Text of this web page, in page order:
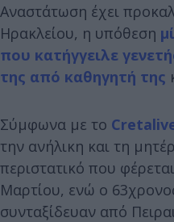
Αναστάτωση έχει
Ηρακλείου, η υπόθεση
που κατήγγειλε
της από καθηγητή της
Σύμφωνα με το
την ανήλικη και τη
περιστατικό που
Μαρτίου, ενώ ο
συνταξίδευαν από